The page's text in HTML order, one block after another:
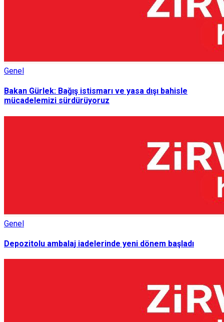
Genel
Bakan Gürlek: Bağış istismarı ve yasa dışı bahisle
mücadelemizi sürdürüyoruz
Genel
Depozitolu ambalaj iadelerinde yeni dönem başladı